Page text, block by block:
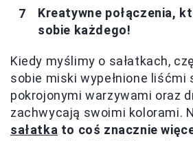
Kreatywne połączenia,
sobie każdego!
Kiedy myślimy o sałatkach,
sobie miski wypełnione liśćmi
pokrojonymi warzywami oraz
zachwycają swoimi kolorami.
sałatka to coś znacznie